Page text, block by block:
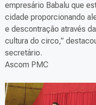
empresário Babalu que
cidade proporcionando
e descontração através da
cultura do circo,”
secretário.
Ascom PMC